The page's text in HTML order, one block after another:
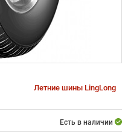
Летние шины LingLong
Есть в наличии